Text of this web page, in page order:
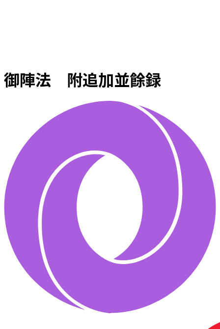
御陣法 附追加並餘録